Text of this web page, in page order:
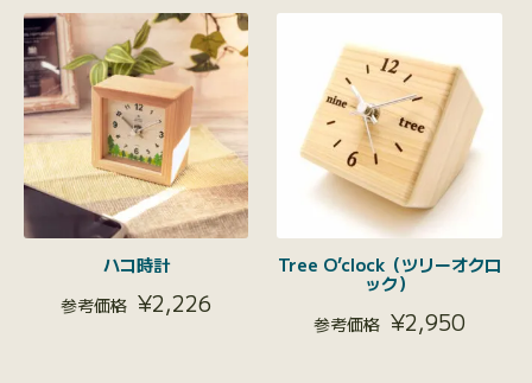
ハコ時計
¥2,226
Tree O’clock（ツリーオクロ
ック）
¥2,950